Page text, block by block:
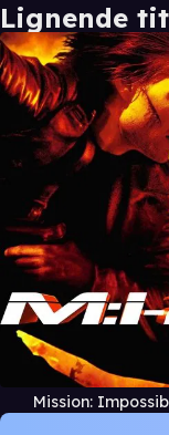
Lignende
Mission: